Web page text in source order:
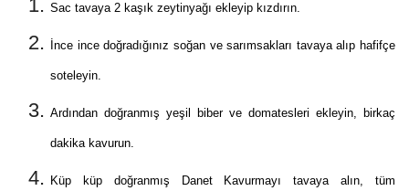
Sac tavaya 2 kaşık zeytinyağı ekleyip kızdırın.
İnce ince doğradığınız soğan ve sarımsakları tavaya alıp hafifçe
soteleyin.
Ardından doğranmış yeşil biber ve domatesleri ekleyin, birkaç
dakika kavurun.
Küp küp doğranmış Danet Kavurmayı tavaya alın, tüm